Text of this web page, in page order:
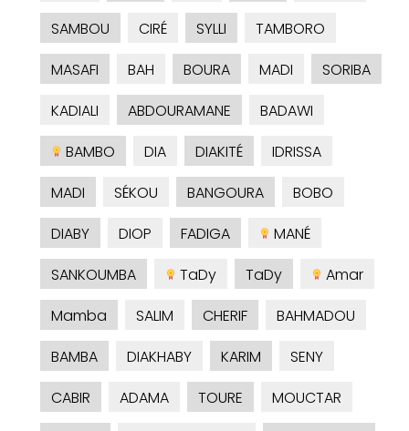
SAMBOU
CIRÉ SYLLI
TAMBORO
MASAFI
BAH BOURA MADI
SORIBA
KADIALI
ABDOURAMANE
BADAWI
BAMBO
DIA DIAKITÉ
IDRISSA
MADI
SÉKOU BANGOURA
BOBO
DIABY
DIOP FADIGA
MANÉ
SANKOUMBA
TaDy TaDy
Amar
Mamba
SALIM CHERIF
BAHMADOU
BAMBA
DIAKHABY KARIM
SENY
CABIR
ADAMA TOURE
MOUCTAR